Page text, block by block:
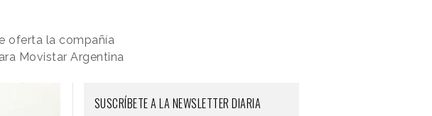
oferta la compañía
Movistar Argentina
SUSCRÍBETE A LA NEWSLETTER DIARIA